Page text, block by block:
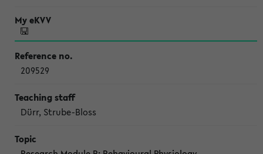
209529
Dürr, Strube-Bloss